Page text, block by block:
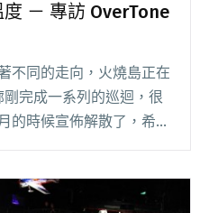
－ 專訪 OverTone
不同的走向，火燒島正在
完成一系列的巡迴，很
的時候宣佈解散了，希望
事情，變得更強後，有
"南國男兒的音樂溫度 －